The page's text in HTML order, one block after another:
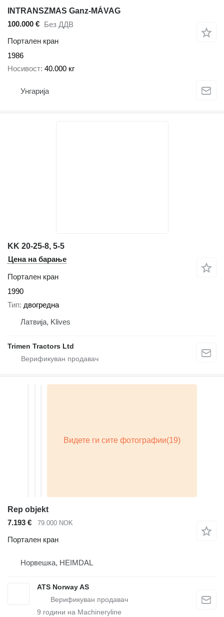
INTRANSZMAS Ganz-MÁVAG
100.000 € Без ДДВ
Портален кран
1986
Носивост 40.000 кг
Унгарија
KK 20-25-8, 5-5
Цена на барање
Портален кран
1990
Тип двогредна
Латвија, Klives
Trimen Tractors Ltd
Rep objekt
7.193 €
79.000 NOK
Портален кран
Норвешка, HEIMDAL
ATS Norway AS
9 години на Machineryline